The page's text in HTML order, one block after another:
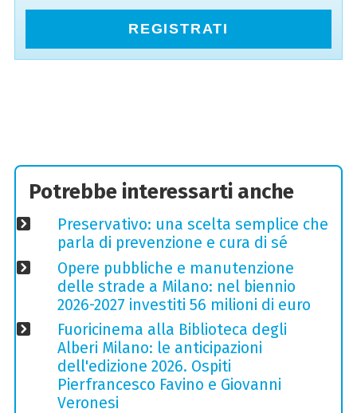
REGISTRATI
Potrebbe interessarti anche
Preservativo: una scelta semplice che
parla di prevenzione e cura di sé
Opere pubbliche e manutenzione
delle strade a Milano: nel biennio
2026-2027 investiti 56 milioni di euro
Fuoricinema alla Biblioteca degli
Alberi Milano: le anticipazioni
dell'edizione 2026. Ospiti
Pierfrancesco Favino e Giovanni
Veronesi